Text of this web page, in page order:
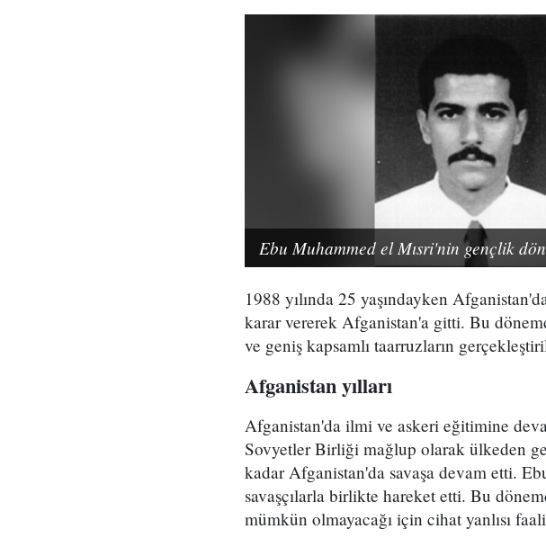
Ebu Muhammed el Mısri'nin gençlik
1988 yılında 25 yaşındayken
karar vererek Afganistan'a gitti. Bu
ve geniş kapsamlı taarruzların
Afganistan yılları
Afganistan'da ilmi ve askeri eğitimine
Sovyetler Birliği mağlup olarak ülkeden
kadar Afganistan'da savaşa devam etti.
savaşçılarla birlikte hareket etti. Bu
mümkün olmayacağı için cihat yanlısı